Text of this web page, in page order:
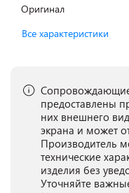
Оригинал
Все характеристики
предоставлены
них внешнего
экрана и может
Производитель
технические
изделия без
Уточняйте